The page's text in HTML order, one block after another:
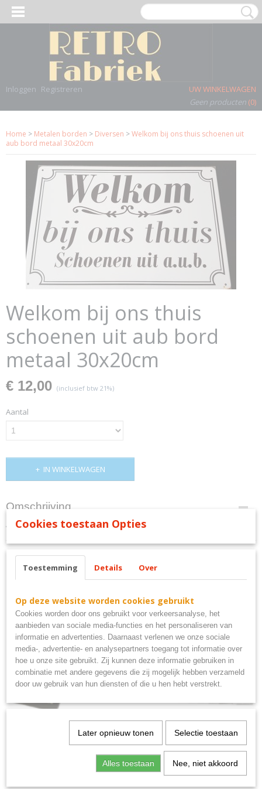
Inloggen Registreren
UW WINKELWAGEN
Geen producten (0)
Home > Metalen borden > Diversen >Welkom bij ons thuis schoenen uit
aub bord metaal 30x20cm
Welkom bij ons thuis
schoenen uit aub bord
metaal 30x20cm
€ 12,00 (inclusief btw 21%)
Aantal
IN WINKELWAGEN
Omschrijving
welkom bij ons thuis schoenen uit aub
Ook interessant
Uitsluitend PSV supporters metalen bord 40x10
Cookies toestaan Opties
Toestemming Details Over
Op deze website worden cookies gebruikt
Cookies worden door ons gebruikt voor verkeersanalyse, het
aanbieden van sociale media-functies en het personaliseren van
informatie en advertenties. Daarnaast verlenen we onze sociale
media-, advertentie- en analysepartners toegang tot informatie over
hoe u onze site gebruikt. Zij kunnen deze informatie gebruiken in
combinatie met andere gegevens die zij mogelijk hebben verzameld
door uw gebruik van hun diensten of die u hen hebt verstrekt.
Later opnieuw tonen Selectie toestaan
Alles toestaan Nee, niet akkoord